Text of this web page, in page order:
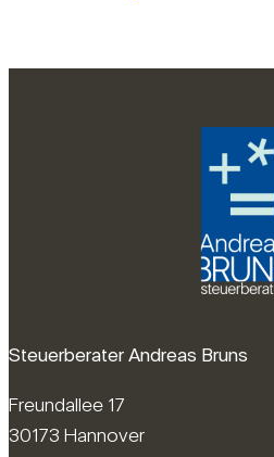
Steuerberater Andreas Bruns
Freundallee 17
30173 Hannover